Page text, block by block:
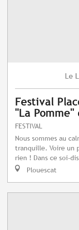
Le
Festival
"La
FESTIVAL
Nous sommes au
tranquille. Voire un
rien ! Dans ce soi-
Plouescat